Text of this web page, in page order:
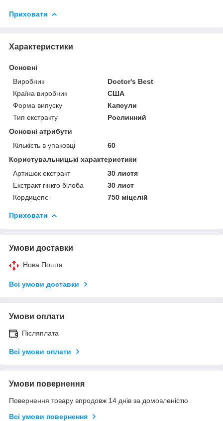
Приховати
Характеристики
Основні
Виробник
Doctor's Best
Країна виробник
США
Форма випуску
Капсули
Тип екстракту
Рослинний
Основні атрибути
Кількість в упаковці
60
Користувальницькі характеристики
Артишок екстракт
30 листя
Екстракт гінкго білоба
30 лист
Кордицепс
750 міцелій
Приховати
Умови доставки
Нова Пошта
Всі умови доставки
Умови оплати
Післяплата
Всі умови оплати
Умови повернення
Повернення товару впродовж 14 днів за домовленістю
Всі умови повернення